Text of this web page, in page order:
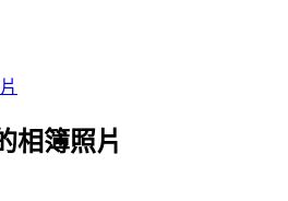
相簿照片